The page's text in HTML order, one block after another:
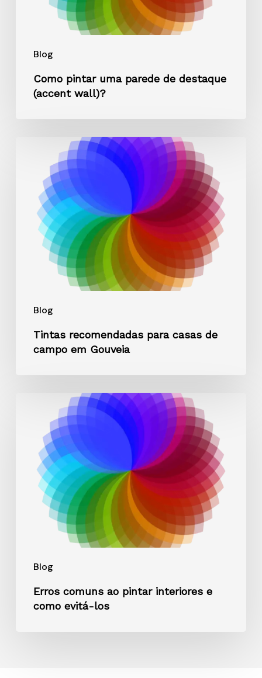
Blog
Como pintar uma parede de destaque
(accent wall)?
Blog
recomendadas
campo
Gouveia
Tintas recomendadas para casas de
campo em Gouveia
Blog
interiores
como
Erros comuns ao pintar interiores e
como evitá-los